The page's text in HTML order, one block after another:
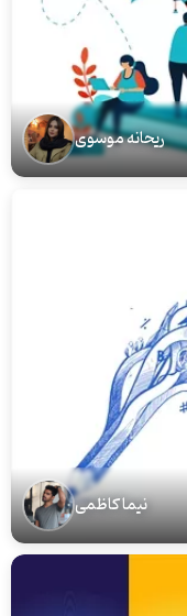
ریحانه موسوی
نیما کاظمی